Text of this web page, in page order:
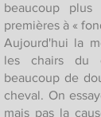
beaucoup
premières à «
Aujourd'hui la
les chairs du
beaucoup de
cheval. On
mais pas la